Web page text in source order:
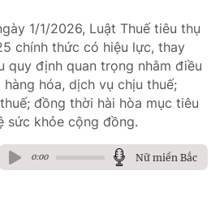
1/1/2026, Luật Thuế tiêu thụ
chính thức có hiệu lực, thay
quy định quan trọng nhằm điều
hóa, dịch vụ chịu thuế;
đồng thời hài hòa mục tiêu
sức khỏe cộng đồng.
0:00 Nữ miền Bắc